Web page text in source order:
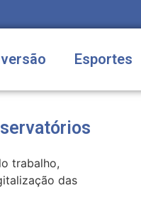
Esportes
trabalho,
das